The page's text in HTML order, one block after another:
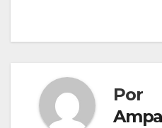
entradas
Por